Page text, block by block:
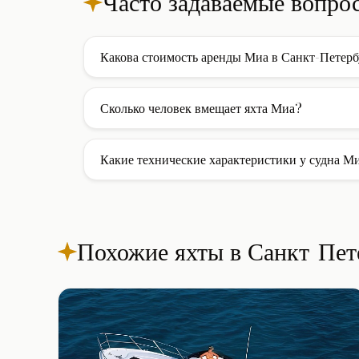
Какова стоимость аренды Миа в Санкт-
включены услуги экипажа, страховка и стоянка в
израсходованное топливо.
Сколько человек вмещает яхта Миа?
борту доступно 3 каюты для комфортного
Какие технические характеристики у судна
Похожие яхты в Санкт-